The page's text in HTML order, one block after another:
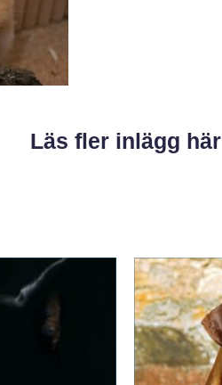
Läs fler inlägg här